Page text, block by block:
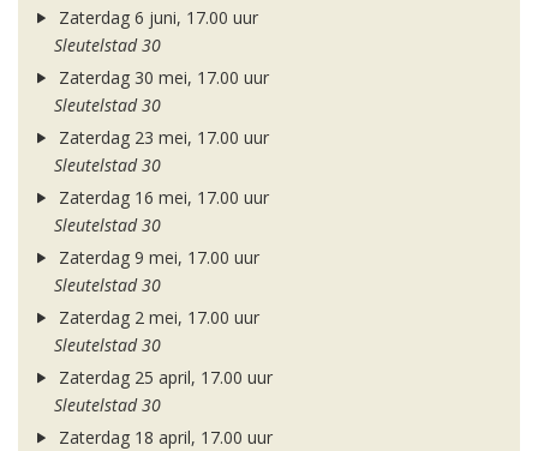
Zaterdag 6 juni, 17.00 uur
Sleutelstad 30
Zaterdag 30 mei, 17.00 uur
Sleutelstad 30
Zaterdag 23 mei, 17.00 uur
Sleutelstad 30
Zaterdag 16 mei, 17.00 uur
Sleutelstad 30
Zaterdag 9 mei, 17.00 uur
Sleutelstad 30
Zaterdag 2 mei, 17.00 uur
Sleutelstad 30
Zaterdag 25 april, 17.00 uur
Sleutelstad 30
Zaterdag 18 april, 17.00 uur